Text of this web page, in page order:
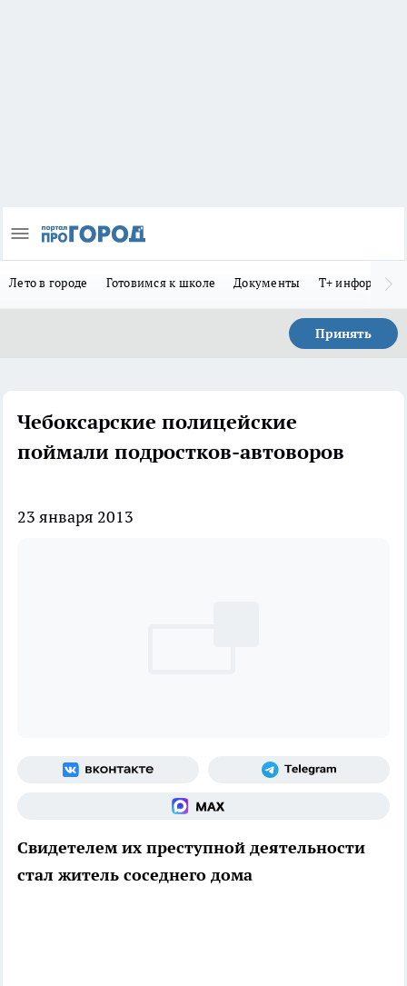
Лето в городе Готовимся к школе Документы Т+
Принять
Чебоксарские полицейские
поймали подростков-автоворов
23 января 2013
Свидетелем их преступной деятельности
стал житель соседнего дома